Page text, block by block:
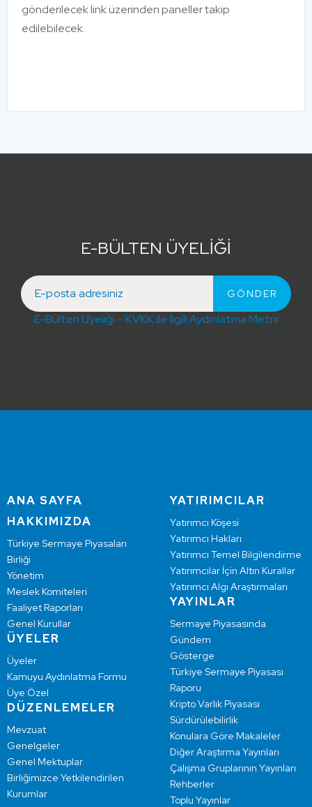
gönderilecek link üzerinden paneller takip
edilebilecek.
E-BÜLTEN ÜYELİĞİ
E-Bülten Üyeliği – KVKK ile İlgili Aydınlatma Metni
ANA SAYFA
HAKKIMIZDA
Türkiye Sermaye Piyasaları
Birliği
Yönetim
Meslek Komiteleri
Faaliyet Raporları
Genel Kurullar
ÜYELER
Üyeler
Kamuyu Aydınlatma Formu
Üye Özel
DÜZENLEMELER
Mevzuat
Genelgeler
Genel Mektuplar
Birliğimizce Yetkilendirilen
Kurumlar
YATIRIMCILAR
Yatırımcı Köşesi
Yatırımcı Hakları
Yatırımcı Temel Bilgilendirme
Yatırımcılar İçin Altın Kurallar
Yatırımcı Algı Araştırmaları
YAYINLAR
Sermaye Piyasasında
Gündem
Gösterge
Türkiye Sermaye Piyasası
Raporu
Kripto Varlık Piyasası
Sürdürülebilirlik
Konulara Göre Makaleler
Diğer Araştırma Yayınları
Çalışma Gruplarının Yayınları
Rehberler
Toplu Yayınlar